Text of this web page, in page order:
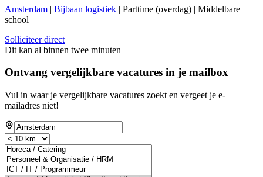
Amsterdam | Bijbaan logistiek | Parttime (overdag) | Middelbare
school
Solliciteer direct
Dit kan al binnen twee minuten
Ontvang vergelijkbare vacatures in je mailbox
Vul in waar je vergelijkbare vacatures zoekt en vergeet je e-
mailadres niet!